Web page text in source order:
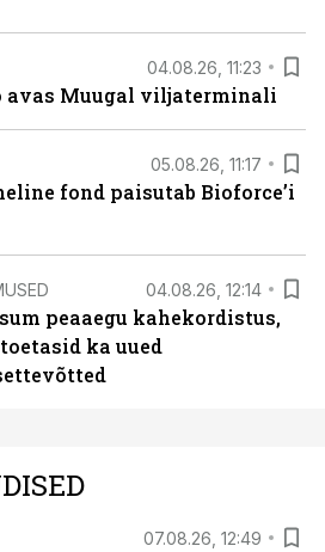
04.08.26, 11:23
avas Muugal viljaterminali
05.08.26, 11:17
fond paisutab Bioforce’i
04.08.26, 12:14
peaaegu kahekordistus,
ka uued
07.08.26, 12:49